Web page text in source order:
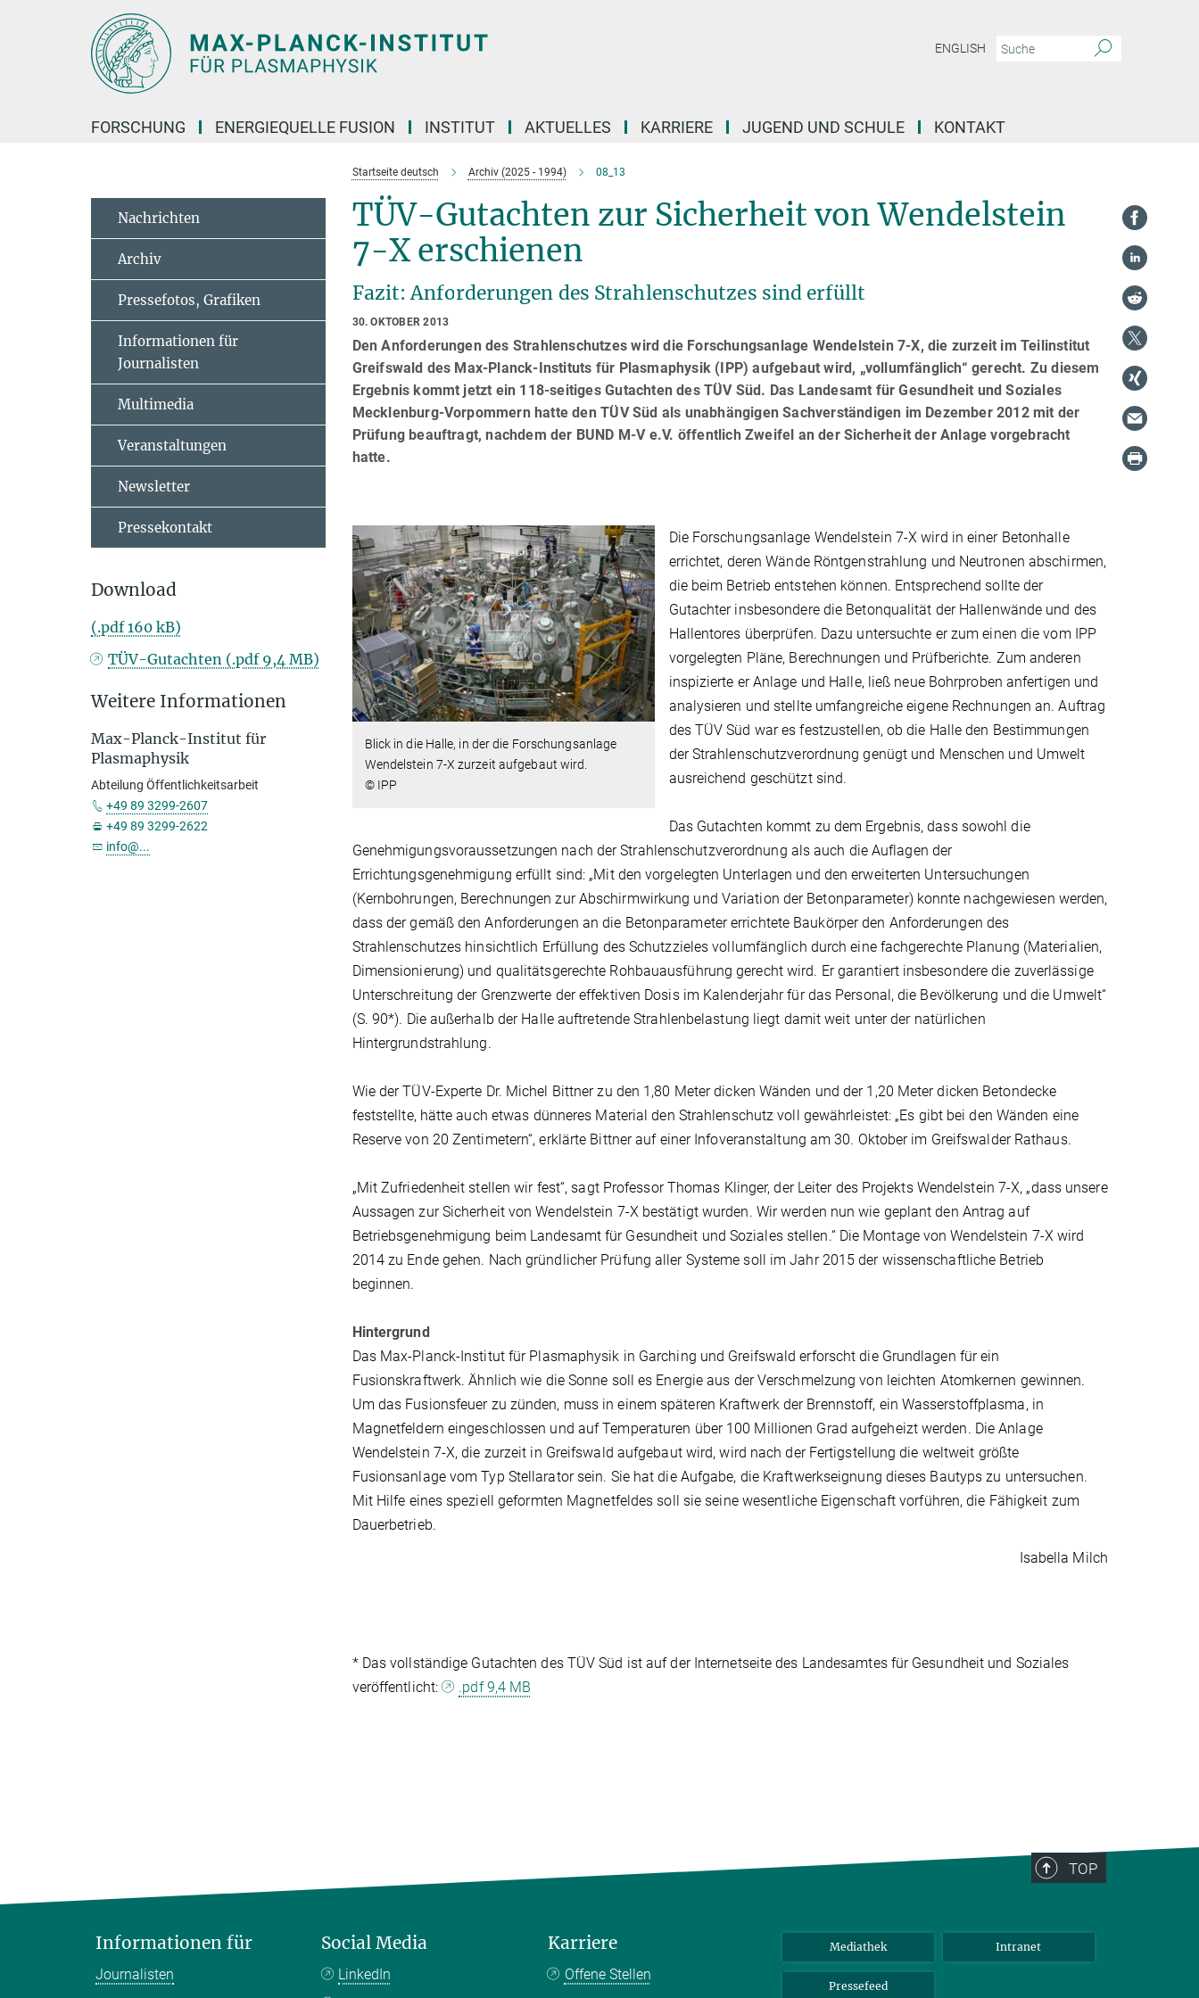
ENGLISH
FORSCHUNG ENERGIEQUELLE FUSION INSTITUT AKTUELLES KARRIERE JUGEND UND SCHULE KONTAKT
Startseite deutsch Archiv (2025 - 1994) 08_13
TÜV-Gutachten zur Sicherheit von Wendelstein
7-X erschienen
Fazit: Anforderungen des Strahlenschutzes sind erfüllt
30. OKTOBER 2013
Den Anforderungen des Strahlenschutzes wird die Forschungsanlage Wendelstein 7-X, die zurzeit im Teilinstitut
Greifswald des Max-Planck-Instituts für Plasmaphysik (IPP) aufgebaut wird, „vollumfänglich“ gerecht. Zu diesem
Ergebnis kommt jetzt ein 118-seitiges Gutachten des TÜV Süd. Das Landesamt für Gesundheit und Soziales
Mecklenburg-Vorpommern hatte den TÜV Süd als unabhängigen Sachverständigen im Dezember 2012 mit der
Prüfung beauftragt, nachdem der BUND M-V e.V. öffentlich Zweifel an der Sicherheit der Anlage vorgebracht
hatte.
Blick in die Halle, in der die Forschungsanlage
Wendelstein 7-X zurzeit aufgebaut wird.
© IPP
Die Forschungsanlage Wendelstein 7-X wird in einer Betonhalle
errichtet, deren Wände Röntgenstrahlung und Neutronen abschirmen,
die beim Betrieb entstehen können. Entsprechend sollte der
Gutachter insbesondere die Betonqualität der Hallenwände und des
Hallentores überprüfen. Dazu untersuchte er zum einen die vom IPP
vorgelegten Pläne, Berechnungen und Prüfberichte. Zum anderen
inspizierte er Anlage und Halle, ließ neue Bohrproben anfertigen und
analysieren und stellte umfangreiche eigene Rechnungen an. Auftrag
des TÜV Süd war es festzustellen, ob die Halle den Bestimmungen
der Strahlenschutzverordnung genügt und Menschen und Umwelt
ausreichend geschützt sind.
Das Gutachten kommt zu dem Ergebnis, dass sowohl die
Genehmigungsvoraussetzungen nach der Strahlenschutzverordnung als auch die Auflagen der
Errichtungsgenehmigung erfüllt sind: „Mit den vorgelegten Unterlagen und den erweiterten Untersuchungen
(Kernbohrungen, Berechnungen zur Abschirmwirkung und Variation der Betonparameter) konnte nachgewiesen werden,
dass der gemäß den Anforderungen an die Betonparameter errichtete Baukörper den Anforderungen des
Strahlenschutzes hinsichtlich Erfüllung des Schutzzieles vollumfänglich durch eine fachgerechte Planung (Materialien,
Dimensionierung) und qualitätsgerechte Rohbauausführung gerecht wird. Er garantiert insbesondere die zuverlässige
Unterschreitung der Grenzwerte der effektiven Dosis im Kalenderjahr für das Personal, die Bevölkerung und die Umwelt“
(S. 90*). Die außerhalb der Halle auftretende Strahlenbelastung liegt damit weit unter der natürlichen
Hintergrundstrahlung.
Wie der TÜV-Experte Dr. Michel Bittner zu den 1,80 Meter dicken Wänden und der 1,20 Meter dicken Betondecke
feststellte, hätte auch etwas dünneres Material den Strahlenschutz voll gewährleistet: „Es gibt bei den Wänden eine
Reserve von 20 Zentimetern“, erklärte Bittner auf einer Infoveranstaltung am 30. Oktober im Greifswalder Rathaus.
„Mit Zufriedenheit stellen wir fest“, sagt Professor Thomas Klinger, der Leiter des Projekts Wendelstein 7-X, „dass unsere
Aussagen zur Sicherheit von Wendelstein 7-X bestätigt wurden. Wir werden nun wie geplant den Antrag auf
Betriebsgenehmigung beim Landesamt für Gesundheit und Soziales stellen.“ Die Montage von Wendelstein 7-X wird
2014 zu Ende gehen. Nach gründlicher Prüfung aller Systeme soll im Jahr 2015 der wissenschaftliche Betrieb
beginnen.
Hintergrund
Das Max-Planck-Institut für Plasmaphysik in Garching und Greifswald erforscht die Grundlagen für ein
Fusionskraftwerk. Ähnlich wie die Sonne soll es Energie aus der Verschmelzung von leichten Atomkernen gewinnen.
Um das Fusionsfeuer zu zünden, muss in einem späteren Kraftwerk der Brennstoff, ein Wasserstoffplasma, in
Magnetfeldern eingeschlossen und auf Temperaturen über 100 Millionen Grad aufgeheizt werden. Die Anlage
Wendelstein 7-X, die zurzeit in Greifswald aufgebaut wird, wird nach der Fertigstellung die weltweit größte
Fusionsanlage vom Typ Stellarator sein. Sie hat die Aufgabe, die Kraftwerkseignung dieses Bautyps zu untersuchen.
Mit Hilfe eines speziell geformten Magnetfeldes soll sie seine wesentliche Eigenschaft vorführen, die Fähigkeit zum
Dauerbetrieb.
Isabella Milch
* Das vollständige Gutachten des TÜV Süd ist auf der Internetseite des Landesamtes für Gesundheit und Soziales
veröffentlicht:
.pdf 9,4 MB
Nachrichten
Archiv
Pressefotos, Grafiken
Informationen für
Journalisten
Multimedia
Veranstaltungen
Newsletter
Pressekontakt
Download
(.pdf 160 kB)
TÜV-Gutachten (.pdf 9,4 MB)
Weitere Informationen
Max-Planck-Institut für
Plasmaphysik
Abteilung Öffentlichkeitsarbeit
+49 89 3299-2607
+49 89 3299-2622
info@...
TOP
Informationen für
Journalisten
Social Media
LinkedIn
Karriere
Offene Stellen
Mediathek Intranet
Pressefeed